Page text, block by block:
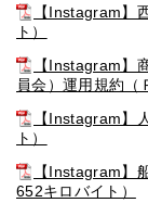
【Instagram】
ト）
【Instagram】
員会）運用規約（
【Instagram】
ト）
【Instagram】
652キロバイト）